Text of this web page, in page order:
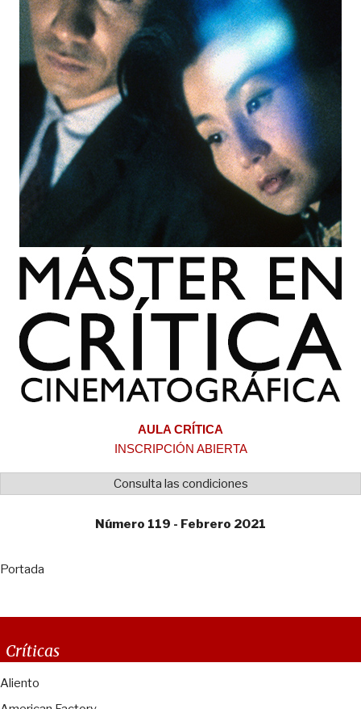
AULA CRÍTICA
INSCRIPCIÓN ABIERTA
Consulta las condiciones
Número 119 - Febrero 2021
Portada
Críticas
Aliento